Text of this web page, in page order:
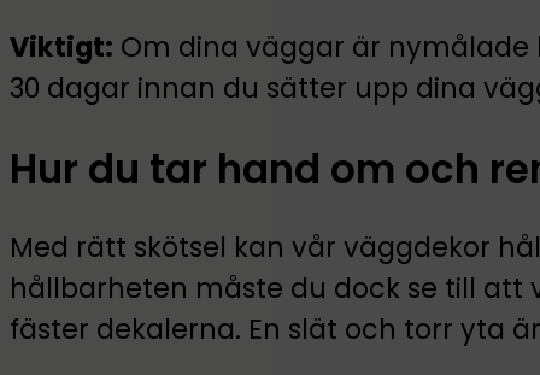
Viktigt: Om dina väggar är
30 dagar innan du sätter upp dina
Hur du tar hand om och
Med rätt skötsel kan vår väggdekor
hållbarheten måste du dock se till att
fäster dekalerna. En slät och torr yta